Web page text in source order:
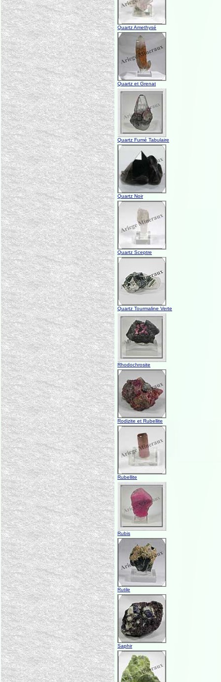
Quartz Amethysé
Quartz et Grenat
Quartz Fumé Tabulaire
Quartz Noir
Quartz Sceptre
Quartz Tourmaline Verte
Rhodochrosite
Rodizite et Rubellite
Rubellite
Rubis
Rutile
Saphir